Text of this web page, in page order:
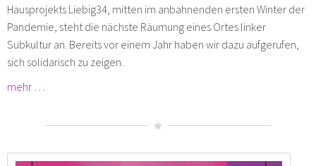
Hausprojekts Liebig34, mitten im anbahnenden ersten Winter der
Pandemie, steht die nächste Räumung eines Ortes linker
Subkultur an. Bereits vor einem Jahr haben wir dazu aufgerufen,
sich solidarisch zu zeigen.
mehr …